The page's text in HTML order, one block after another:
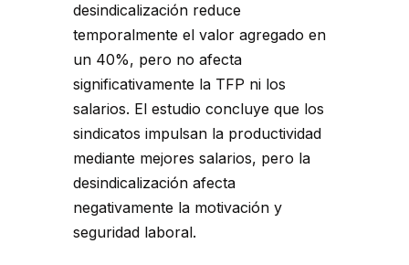
desindicalización reduce
temporalmente el valor agregado en
un 40%, pero no afecta
significativamente la TFP ni los
salarios. El estudio concluye que los
sindicatos impulsan la productividad
mediante mejores salarios, pero la
desindicalización afecta
negativamente la motivación y
seguridad laboral.